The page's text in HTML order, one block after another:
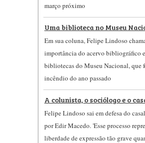
março próximo
Uma biblioteca no Museu
Em sua coluna, Felipe Lindoso
importância do acervo bibliográfico
bibliotecas do Museu Nacional, que
incêndio do ano passado
A colunista, o sociólogo e o
Felipe Lindoso sai em defesa do
por Edir Macedo. 'Esse processo
liberdade de expressão tão grave